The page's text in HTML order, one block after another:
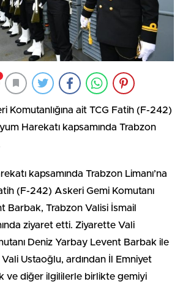
Komutanlığına ait TCG Fatih (F-242)
Harekatı kapsamında Trabzon
kapsamında Trabzon Limanı’na
(F-242) Askeri Gemi Komutanı
Barbak, Trabzon Valisi İsmail
ziyaret etti. Ziyarette Vali
Deniz Yarbay Levent Barbak ile
Ustaoğlu, ardından İl Emniyet
ve diğer ilgililerle birlikte gemiyi